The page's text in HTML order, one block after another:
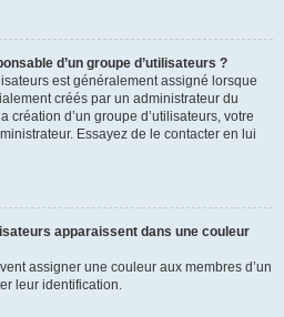
d’un groupe d’utilisateurs ?
est généralement assigné lorsque
créés par un administrateur du
création d’un groupe d’utilisateurs, votre
Essayez de le contacter en lui
apparaissent dans une couleur
assigner une couleur aux membres d’un
leur identification.